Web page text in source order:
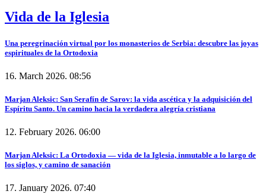
Vida de la Iglesia
Una peregrinación virtual por los monasterios de Serbia: descubre las joyas
espirituales de la Ortodoxia
16. March 2026. 08:56
Marjan Aleksic: San Serafín de Sarov: la vida ascética y la adquisición del
Espíritu Santo. Un camino hacia la verdadera alegría cristiana
12. February 2026. 06:00
Marjan Aleksic: La Ortodoxia — vida de la Iglesia, inmutable a lo largo de
los siglos, y camino de sanación
17. January 2026. 07:40